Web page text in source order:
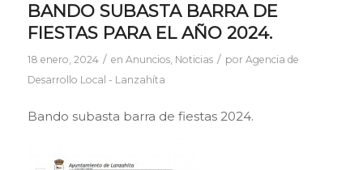
BANDO SUBASTA BARRA DE
FIESTAS PARA EL AÑO 2024.
18 enero, 2024 / en Anuncios, Noticias / por Agencia de
Desarrollo Local - Lanzahíta
Bando subasta barra de fiestas 2024.